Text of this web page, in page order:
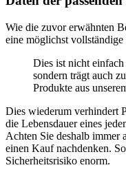
Wie die zuvor erwähnten
eine möglichst
Dies ist nicht
sondern trägt auch
Produkte aus
Dies wiederum verhindert
die Lebensdauer eines
Achten Sie deshalb immer
einen Kauf nachdenken.
Sicherheitsrisiko enorm.